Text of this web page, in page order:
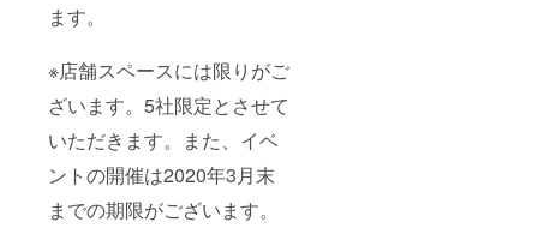
ます。
※店舗スペースには限りがご
ざいます。5社限定とさせて
いただきます。また、イベ
ントの開催は2020年3月末
までの期限がございます。